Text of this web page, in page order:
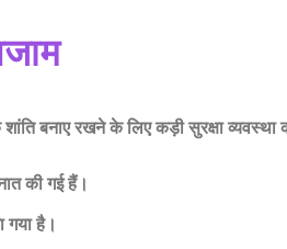
बनाए रखने के लिए कड़ी सुरक्षा व्यवस्था
की गई हैं।
गया है।